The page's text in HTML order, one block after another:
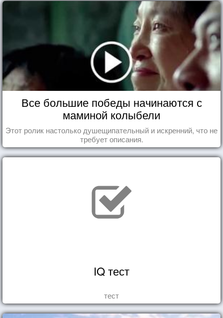
Все большие победы начинаются с
маминой колыбели
Этот ролик настолько душещипательный и искренний, что не
требует описания.
IQ тест
тест